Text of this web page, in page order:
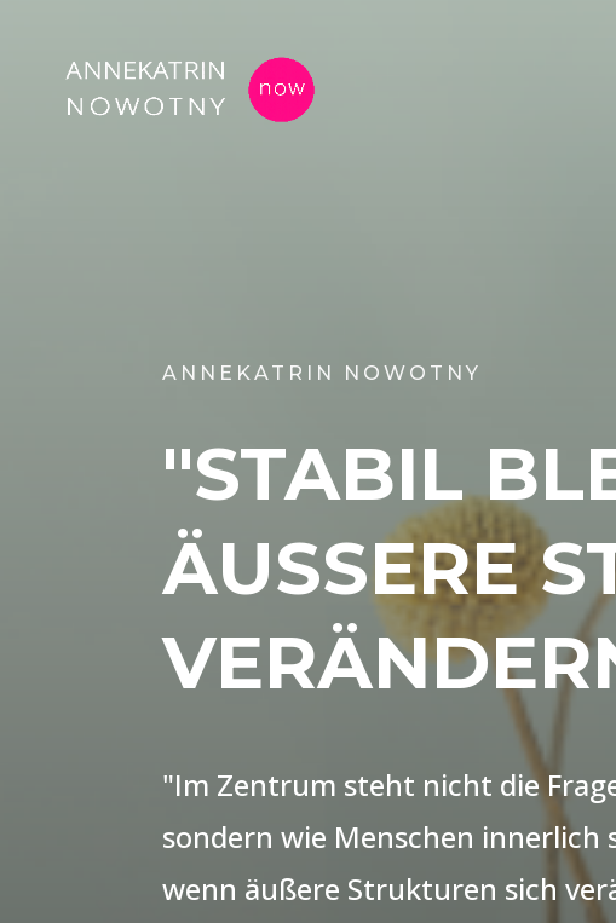
ANNEKATRIN NOWOTNY
"STABIL
ÄUSSERE
"Im Zentrum steht nicht die
sondern wie Menschen innerlich
wenn äußere Strukturen sich